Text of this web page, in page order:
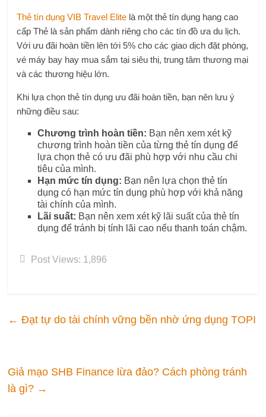
Thẻ tín dụng VIB Travel Elite là một thẻ tín dụng hạng cao
cấp Thẻ là sản phẩm dành riêng cho các tín đồ ưa du lịch.
Với ưu đãi hoàn tiền lên tới 5% cho các giao dịch đặt phòng,
vé máy bay hay mua sắm tại siêu thị, trung tâm thương mại
và các thương hiệu lớn.
Khi lựa chọn thẻ tín dụng ưu đãi hoàn tiền, bạn nên lưu ý
những điều sau:
Chương trình hoàn tiền: Bạn nên xem xét kỹ
chương trình hoàn tiền của từng thẻ tín dụng để
lựa chọn thẻ có ưu đãi phù hợp với nhu cầu chi
tiêu của mình.
Hạn mức tín dụng: Bạn nên lựa chọn thẻ tín
dụng có hạn mức tín dụng phù hợp với khả năng
tài chính của mình.
Lãi suất: Bạn nên xem xét kỹ lãi suất của thẻ tín
dụng để tránh bị tính lãi cao nếu thanh toán chậm.
Post Views: 1,896
← Đạt tự do tài chính vững bền nhờ ứng dụng TOPI
Giả mạo SHB Finance lừa đảo? Cách phòng tránh
là gì? →